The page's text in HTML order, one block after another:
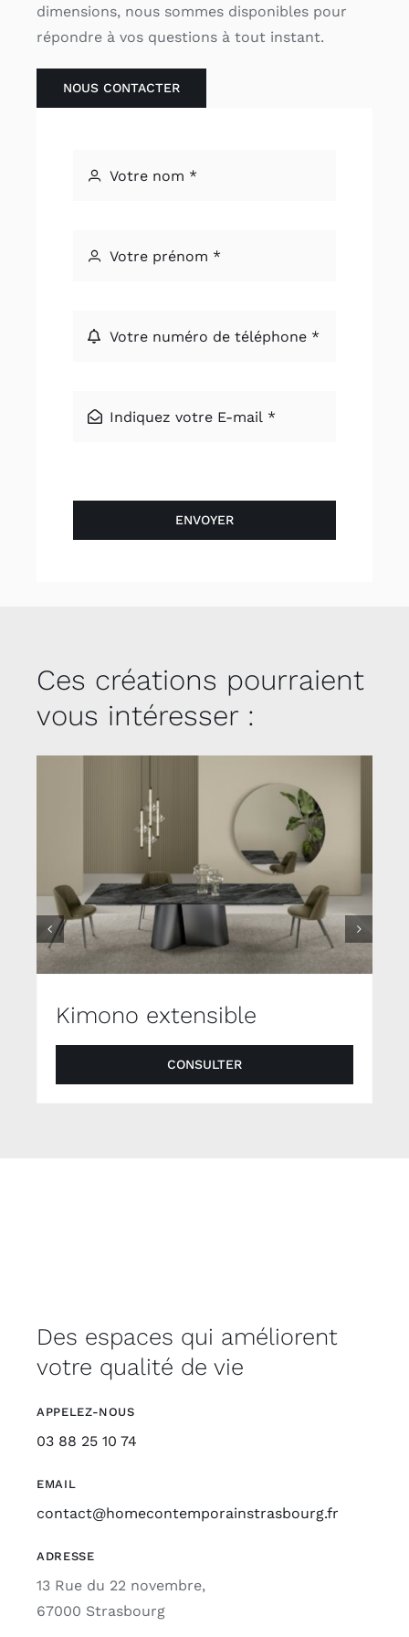
dimensions, nous sommes disponibles pour
répondre à vos questions à tout instant.
NOUS CONTACTER
ENVOYER
Ces créations pourraient
vous intéresser :
Kimono extensible
CONSULTER
Des espaces qui améliorent
votre qualité de vie
APPELEZ-NOUS
03 88 25 10 74
EMAIL
contact@homecontemporainstrasbourg.fr
ADRESSE
13 Rue du 22 novembre,
67000 Strasbourg